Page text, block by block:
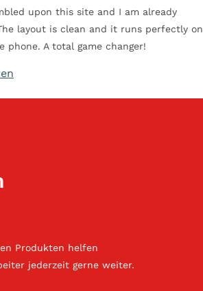
upon this site and I am already
layout is clean and it runs perfectly on
phone. A total game changer!
Produkten helfen
jederzeit gerne weiter.